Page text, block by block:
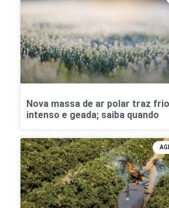
Nova massa de ar polar traz frio
intenso e geada; saiba quando